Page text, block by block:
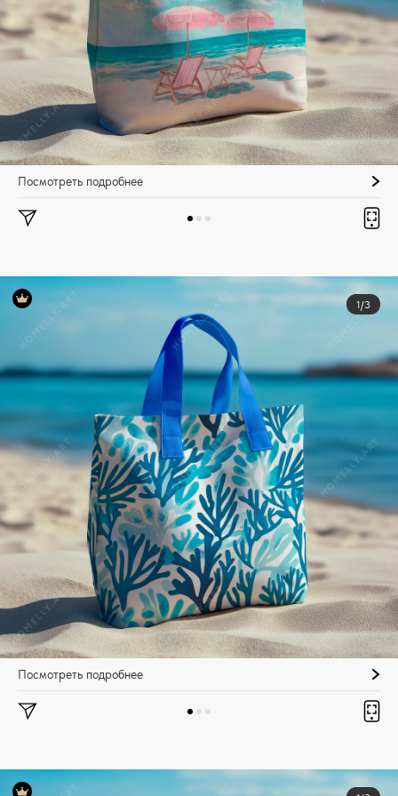
Посмотреть подробнее
1/3
Посмотреть подробнее